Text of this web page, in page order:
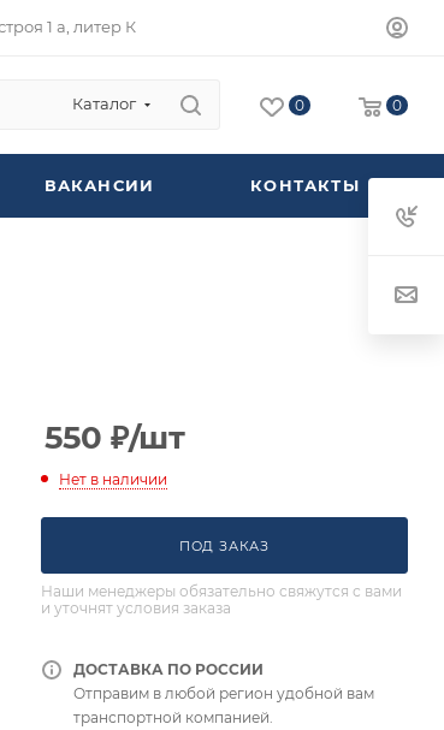
1 а, литер К
Каталог 0 0
ВАКАНСИИ КОНТАКТЫ
550 ₽/шт
Нет в наличии
ПОД ЗАКАЗ
Наши менеджеры обязательно свяжутся с вами
и уточнят условия заказа
ДОСТАВКА ПО РОССИИ
Отправим в любой регион удобной вам
транспортной компанией.